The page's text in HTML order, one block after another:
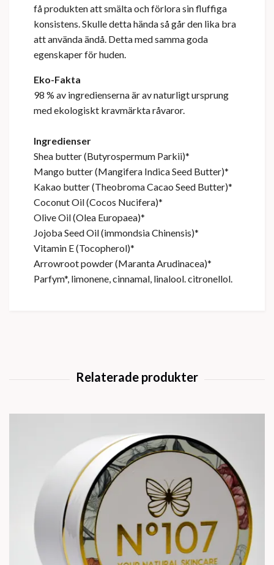
få produkten att smälta och förlora sin fluffiga
konsistens. Skulle detta hända så går den lika bra
att använda ändå. Detta med samma goda
egenskaper för huden.
Eko-Fakta
98 % av ingredienserna är av naturligt ursprung
med ekologiskt kravmärkta råvaror.
Ingredienser
Shea butter (Butyrospermum Parkii)*
Mango butter (Mangifera Indica Seed Butter)*
Kakao butter (Theobroma Cacao Seed Butter)*
Coconut Oil (Cocos Nucifera)*
Olive Oil (Olea Europaea)*
Jojoba Seed Oil (immondsia Chinensis)*
Vitamin E (Tocopherol)*
Arrowroot powder (Maranta Arudinacea)*
Parfym*, limonene, cinnamal, linalool. citronellol.